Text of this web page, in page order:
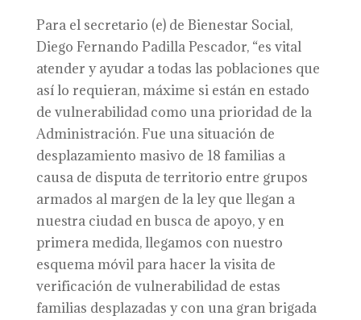
Para el secretario (e) de Bienestar Social,
Diego Fernando Padilla Pescador, “es vital
atender y ayudar a todas las poblaciones que
así lo requieran, máxime si están en estado
de vulnerabilidad como una prioridad de la
Administración. Fue una situación de
desplazamiento masivo de 18 familias a
causa de disputa de territorio entre grupos
armados al margen de la ley que llegan a
nuestra ciudad en busca de apoyo, y en
primera medida, llegamos con nuestro
esquema móvil para hacer la visita de
verificación de vulnerabilidad de estas
familias desplazadas y con una gran brigada